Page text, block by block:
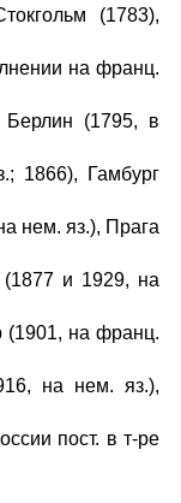
(1783),
на франц.
Берлин (1795, в
1866), Гамбург
нем. яз.), Прага
(1877 и 1929, на
(1901, на франц.
на нем. яз.),
пост. в т-ре